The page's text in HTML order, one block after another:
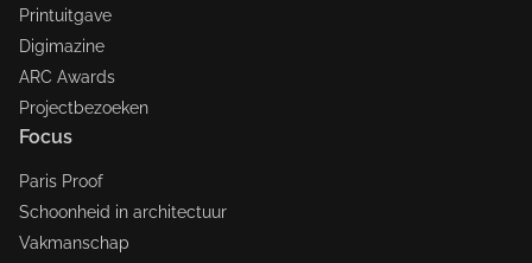
Printuitgave
Digimazine
ARC Awards
Projectbezoeken
Focus
Paris Proof
Schoonheid in architectuur
Vakmanschap